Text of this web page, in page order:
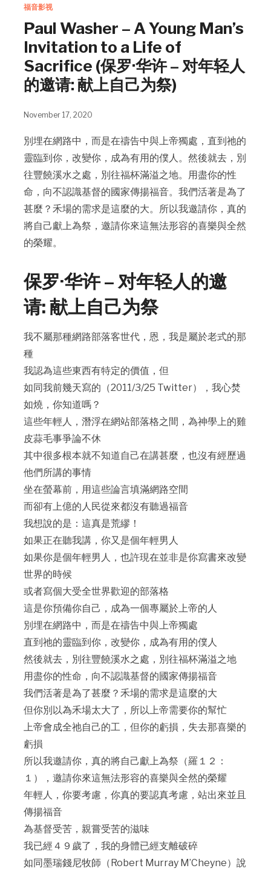
福音影视
Paul Washer – A Young Man’s
Invitation to a Life of
Sacrifice (保罗·华许 – 对年轻人
的邀请: 献上自己为祭)
November 17, 2020
別埋在網路中，而是在禱告中與上帝獨處，直到祂的
靈臨到你，改變你，成為有用的僕人。然後就去，別
往豐饒溪水之處，別往福杯滿溢之地。用盡你的性
命，向不認識基督的國家傳揚福音。我們活著是為了
甚麼？禾場的需求是這麼的大。所以我邀請你，真的
將自己獻上為祭，邀請你來這無法形容的喜樂與全然
的榮耀。
保罗·华许 – 对年轻人的邀
请: 献上自己为祭
我不屬那種網路部落客世代，恩，我是屬於老式的那
種
我認為這些東西有特定的價值，但
如同我前幾天寫的（2011/3/25 Twitter），我心焚
如燒，你知道嗎？
這些年輕人，潛浮在網站部落格之間，為神學上的雞
皮蒜毛事爭論不休
其中很多根本就不知道自己在講甚麼，也沒有經歷過
他們所講的事情
坐在螢幕前，用這些論言填滿網路空間
而卻有上億的人民從來都沒有聽過福音
我想說的是：這真是荒繆！
如果正在聽我講，你又是個年輕男人
如果你是個年輕男人，也許現在並非是你寫書來改變
世界的時候
或者寫個大受全世界歡迎的部落格
這是你預備你自己，成為一個專屬於上帝的人
別埋在網路中，而是在禱告中與上帝獨處
直到祂的靈臨到你，改變你，成為有用的僕人
然後就去，別往豐饒溪水之處，別往福杯滿溢之地
用盡你的性命，向不認識基督的國家傳揚福音
我們活著是為了甚麼？禾場的需求是這麼的大
但你別以為禾場太大了，所以上帝需要你的幫忙
上帝會成全祂自己的工，但你的虧損，失去那喜樂的
虧損
所以我邀請你，真的將自己獻上為祭（羅１２：
１），邀請你來這無法形容的喜樂與全然的榮耀
年輕人，你要考慮，你真的要認真考慮，站出來並且
傳揚福音
為基督受苦，親嘗受苦的滋味
我已經４９歲了，我的身體已經支離破碎
如同墨瑞錢尼牧師（Robert Murray M’Cheyne）說